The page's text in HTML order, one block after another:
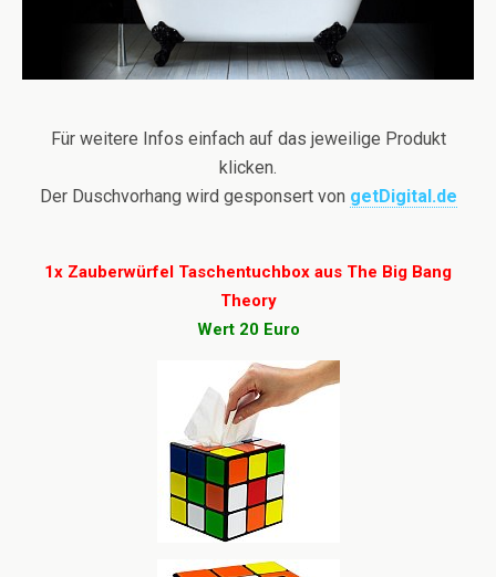
Für weitere Infos einfach auf das jeweilige Produkt
klicken.
Der Duschvorhang wird gesponsert von getDigital.de
1x Zauberwürfel Taschentuchbox aus The Big Bang
Theory
Wert 20 Euro